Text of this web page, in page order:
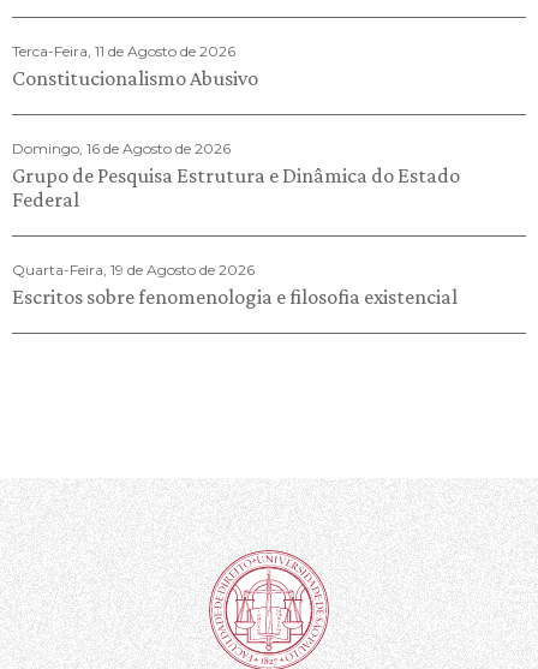
Terca-Feira, 11 de Agosto de 2026
Constitucionalismo Abusivo
Domingo, 16 de Agosto de 2026
Grupo de Pesquisa Estrutura e Dinâmica do Estado
Federal
Quarta-Feira, 19 de Agosto de 2026
Escritos sobre fenomenologia e filosofia existencial